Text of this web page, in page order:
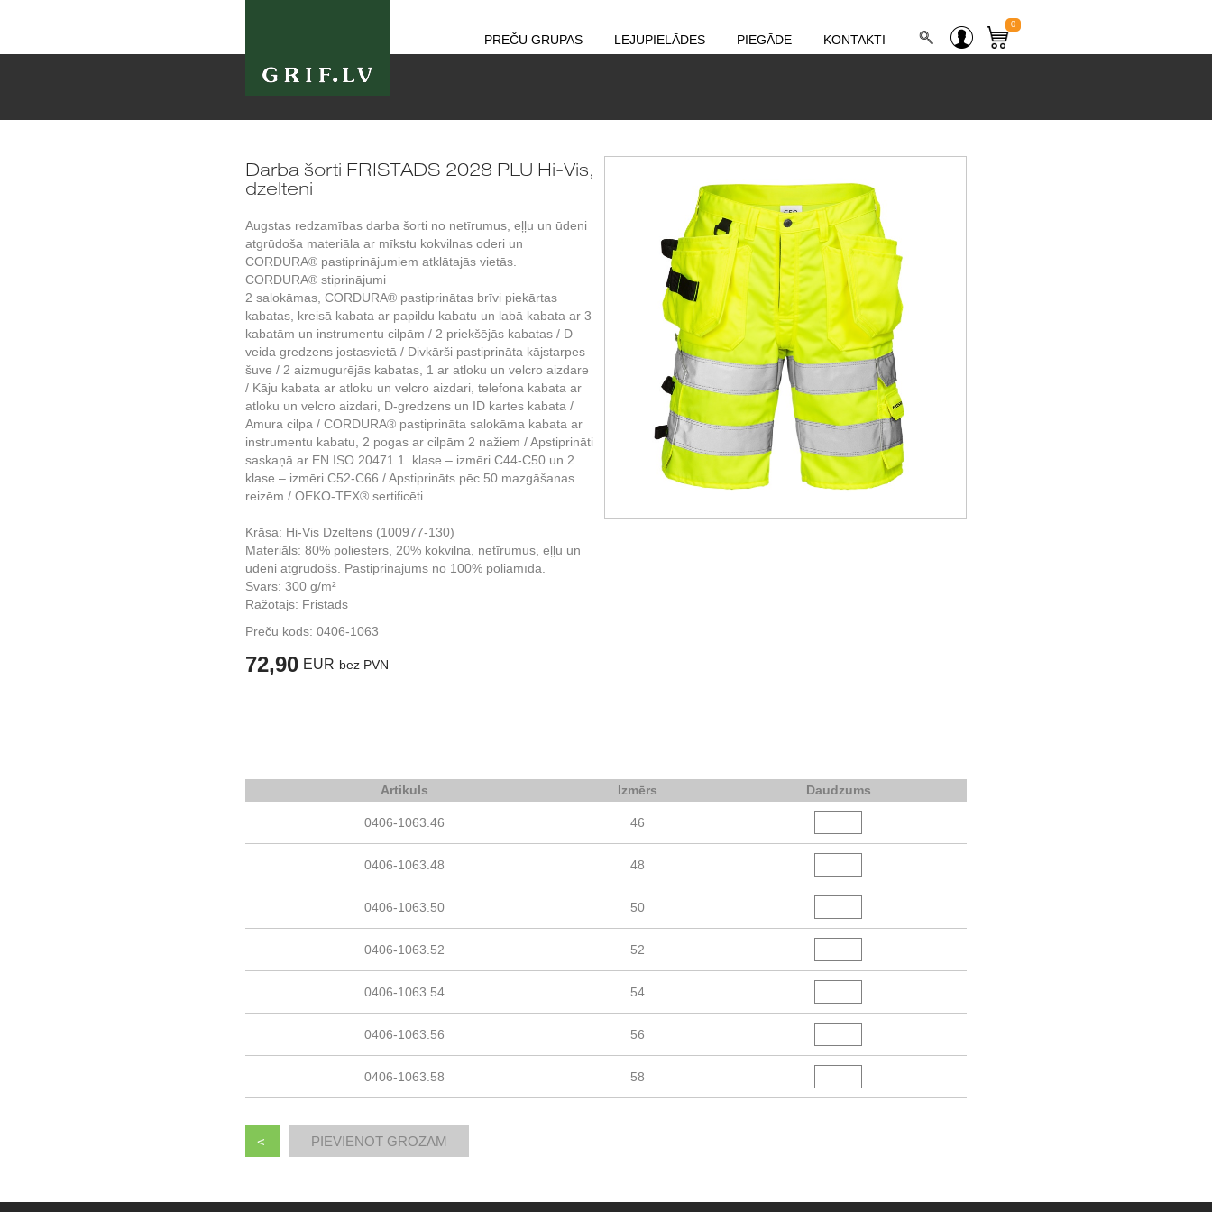
PREČU GRUPAS LEJUPIELĀDES PIEGĀDE KONTAKTI
0
Darba šorti FRISTADS 2028 PLU Hi-Vis,
dzelteni
Augstas redzamības darba šorti no netīrumus, eļļu un ūdeni
atgrūdoša materiāla ar mīkstu kokvilnas oderi un
CORDURA® pastiprinājumiem atklātajās vietās.
CORDURA® stiprinājumi
2 salokāmas, CORDURA® pastiprinātas brīvi piekārtas
kabatas, kreisā kabata ar papildu kabatu un labā kabata ar 3
kabatām un instrumentu cilpām / 2 priekšējās kabatas / D
veida gredzens jostasvietā / Divkārši pastiprināta kājstarpes
šuve / 2 aizmugurējās kabatas, 1 ar atloku un velcro aizdare
/ Kāju kabata ar atloku un velcro aizdari, telefona kabata ar
atloku un velcro aizdari, D-gredzens un ID kartes kabata /
Āmura cilpa / CORDURA® pastiprināta salokāma kabata ar
instrumentu kabatu, 2 pogas ar cilpām 2 nažiem / Apstiprināti
saskaņā ar EN ISO 20471 1. klase – izmēri C44-C50 un 2.
klase – izmēri C52-C66 / Apstiprināts pēc 50 mazgāšanas
reizēm / OEKO-TEX® sertificēti.
Krāsa: Hi-Vis Dzeltens (100977-130)
Materiāls: 80% poliesters, 20% kokvilna, netīrumus, eļļu un
ūdeni atgrūdošs. Pastiprinājums no 100% poliamīda.
Svars: 300 g/m²
Ražotājs: Fristads
Preču kods: 0406-1063
72,90 EUR bez PVN
Artikuls Izmērs Daudzums
0406-1063.46 46
0406-1063.48 48
0406-1063.50 50
0406-1063.52 52
0406-1063.54 54
0406-1063.56 56
0406-1063.58 58
<